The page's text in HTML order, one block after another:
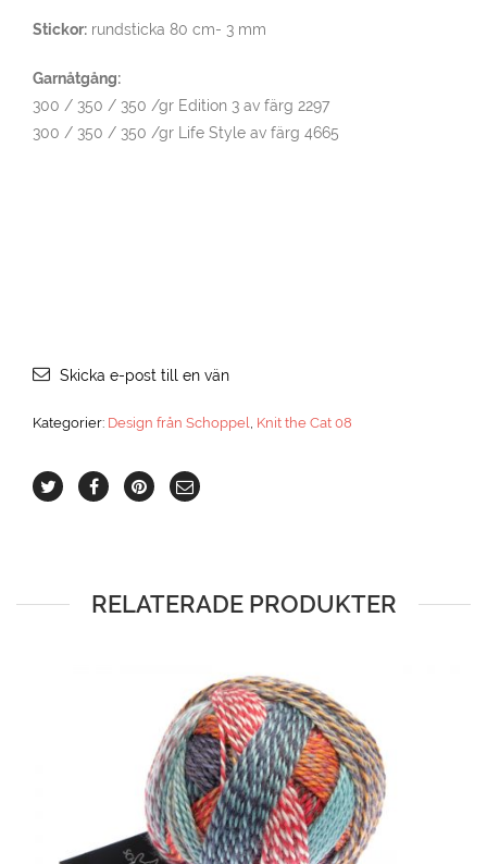
Stickor: rundsticka 80 cm- 3 mm
Garnåtgång:
300 / 350 / 350 /gr Edition 3 av färg 2297
300 / 350 / 350 /gr Life Style av färg 4665
Skicka e-post till en vän
Kategorier: Design från Schoppel, Knit the Cat 08
RELATERADE PRODUKTER